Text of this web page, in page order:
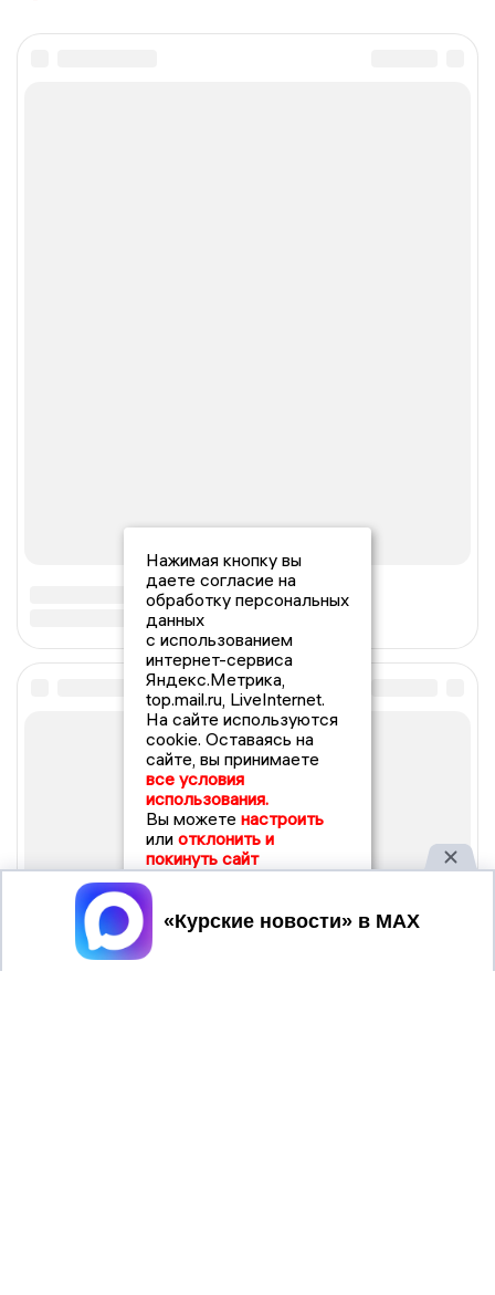
Нажимая кнопку вы
даете согласие на
обработку персональных
данных
с использованием
интернет-сервиса
Яндекс.Метрика,
top.mail.ru, LiveInternet.
На сайте используются
cookie. Оставаясь на
сайте, вы принимаете
все условия
использования.
Вы можете настроить
или отклонить и
покинуть сайт
Принять